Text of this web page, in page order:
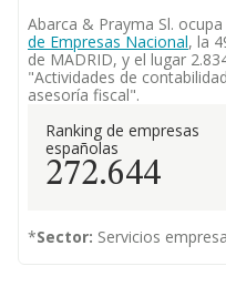
Abarca & Prayma Sl.
de Empresas Nacional, la
de MADRID, y el lugar
"Actividades de
asesoría fiscal".
Ranking de empresas
españolas
272.644
*Sector: Servicios